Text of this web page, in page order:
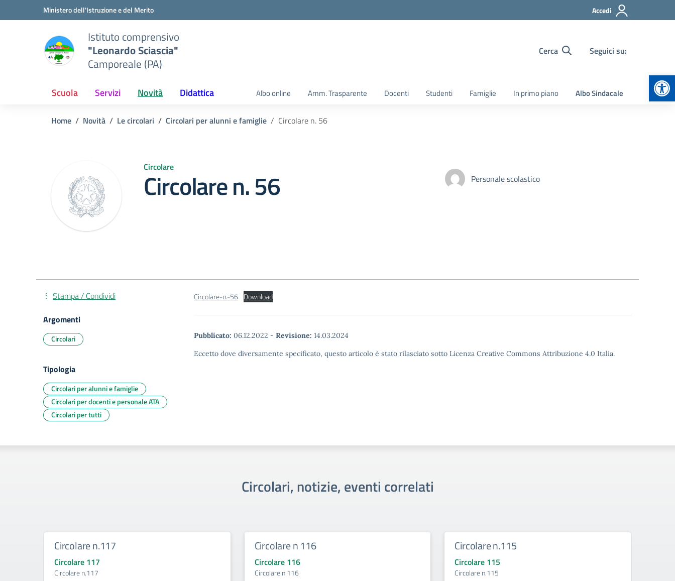
Vai ai contenuti
Vai al menu di navigazioneMinistero dell'Istruzione e del Merito Accedi
Istituto comprensivo
"Leonardo Sciascia"
Camporeale (PA)
Cerca Seguici su:
Scuola Servizi Novità Didattica Albo online Amm. Trasparente Docenti Studenti Famiglie In primo piano Albo Sindacale
Home Novità Le circolari Circolari per alunni e famiglie Circolare n. 56
Circolare
Circolare n. 56 Personale scolastico
Circolare-n.-56 Download
Pubblicato: 06.12.2022 - Revisione: 14.03.2024
Eccetto dove diversamente specificato, questo articolo è stato rilasciato sotto Licenza Creative Commons Attribuzione 4.0 Italia.
Stampa / Condividi
Argomenti
Circolari
Tipologia
Circolari per alunni e famiglie
Circolari per docenti e personale ATA
Circolari per tutti
Circolari, notizie, eventi correlati
Circolare n.117
Circolare 117
Circolare n.117
Circolare n 116
Circolare 116
Circolare n 116
Circolare n.115
Circolare 115
Circolare n.115